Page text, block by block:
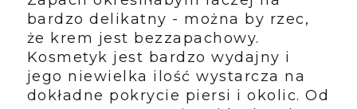
bardzo delikatny - można by rzec,
że krem jest bezzapachowy.
Kosmetyk jest bardzo wydajny i
jego niewielka ilość wystarcza na
dokładne pokrycie piersi i okolic. Od